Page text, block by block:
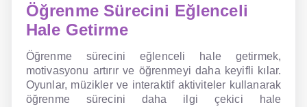
Öğrenme Sürecini Eğlenceli
Hale Getirme
Öğrenme sürecini eğlenceli hale getirmek,
motivasyonu artırır ve öğrenmeyi daha keyifli kılar.
Oyunlar, müzikler ve interaktif aktiviteler kullanarak
öğrenme sürecini daha ilgi çekici hale